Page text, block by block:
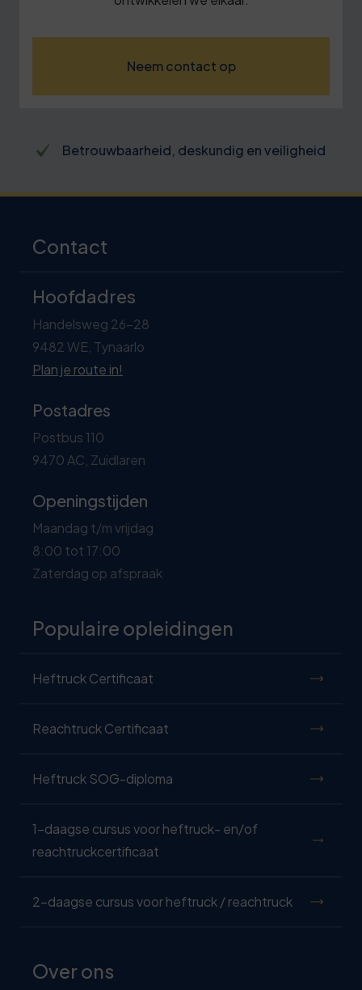
Neem contact op
Betrouwbaarheid, deskundig en veiligheid
Contact
Hoofdadres
Handelsweg 26-28
9482 WE, Tynaarlo
Plan je route in!
Postadres
Postbus 110
9470 AC, Zuidlaren
Openingstijden
Maandag t/m vrijdag
8:00 tot 17:00
Zaterdag op afspraak
Populaire opleidingen
Heftruck Certificaat
Reachtruck Certificaat
Heftruck SOG-diploma
1-daagse cursus voor heftruck- en/of
reachtruckcertificaat
2-daagse cursus voor heftruck / reachtruck
Over ons